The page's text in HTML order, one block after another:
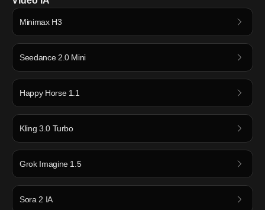
Minimax H3
Seedance 2.0 Mini
Happy Horse 1.1
Kling 3.0 Turbo
Grok Imagine 1.5
Sora 2 IA